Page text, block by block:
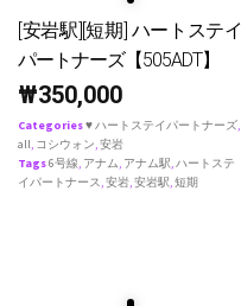
[安岩駅][短期] ハートステイ
パートナーズ【505ADT】
₩350,000
Categories♥ ハートステイパートナーズ,
all, コシウォン,安岩
Tags6号線, アナム, アナム駅,ハートステ
イパートナース,安岩,安岩駅,短期